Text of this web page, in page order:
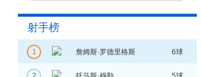
射手榜
1 詹姆斯·罗德里格斯 6球